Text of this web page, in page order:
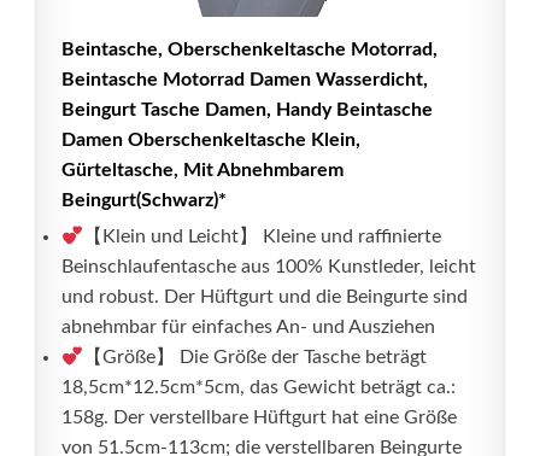
Beintasche, Oberschenkeltasche Motorrad,
Beintasche Motorrad Damen Wasserdicht,
Beingurt Tasche Damen, Handy Beintasche
Damen Oberschenkeltasche Klein,
Gürteltasche, Mit Abnehmbarem
Beingurt(Schwarz)*
【Klein und Leicht】 Kleine und raffinierte
Beinschlaufentasche aus 100% Kunstleder, leicht
und robust. Der Hüftgurt und die Beingurte sind
abnehmbar für einfaches An- und Ausziehen
【Größe】 Die Größe der Tasche beträgt
18,5cm*12.5cm*5cm, das Gewicht beträgt ca.:
158g. Der verstellbare Hüftgurt hat eine Größe
von 51.5cm-113cm; die verstellbaren Beingurte